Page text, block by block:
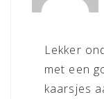
Lekker
met een
kaarsjes